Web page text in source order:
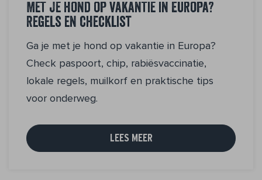
Met je hond op vakantie in Europa?
Regels en checklist
Ga je met je hond op vakantie in Europa?
Check paspoort, chip, rabiësvaccinatie,
lokale regels, muilkorf en praktische tips
voor onderweg.
LEES MEER